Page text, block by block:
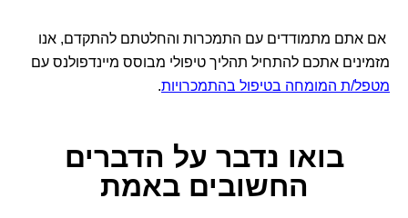
אם אתם מתמודדים עם התמכרות והחלטתם להתקדם, אנו
מזמינים אתכם להתחיל תהליך טיפולי מבוסס מיינדפולנס עם
מטפל/ת המומחה בטיפול בהתמכרויות.
בואו נדבר על הדברים
החשובים באמת